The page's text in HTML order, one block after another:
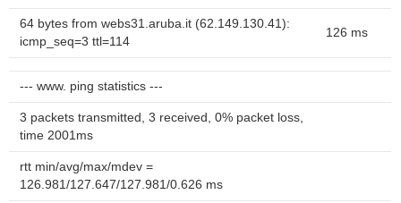
64 bytes from webs31.aruba.it (62.149.130.41):
icmp_seq=3 ttl=114
126 ms
--- www. ping statistics ---
3 packets transmitted, 3 received, 0% packet loss,
time 2001ms
rtt min/avg/max/mdev =
126.981/127.647/127.981/0.626 ms